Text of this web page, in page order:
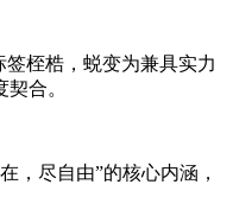
桎梏，蜕变为兼具实力
合。
，尽自由”的核心内涵，